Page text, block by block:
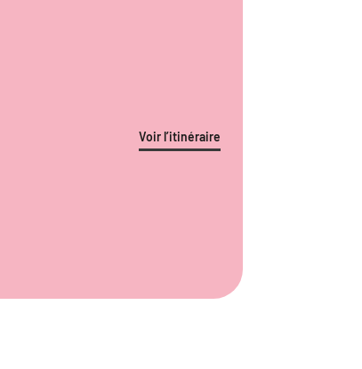
Voir l’itinéraire